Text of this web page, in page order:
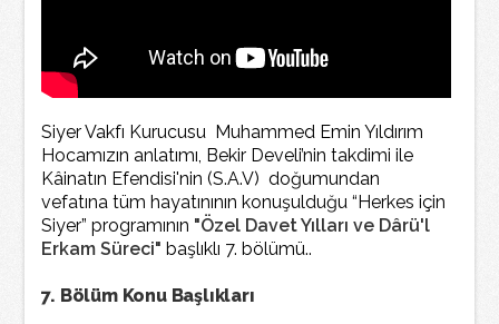
Siyer Vakfı Kurucusu Muhammed Emin Yıldırım
Hocamızın anlatımı, Bekir Develi’nin takdimi ile
Kâinatın Efendisi'nin (S.A.V) doğumundan
vefatına tüm hayatınının konuşulduğu “Herkes için
Siyer” programının "Özel Davet Yılları ve Dârü'l
Erkam Süreci" başlıklı 7. bölümü..
7. Bölüm Konu Başlıkları